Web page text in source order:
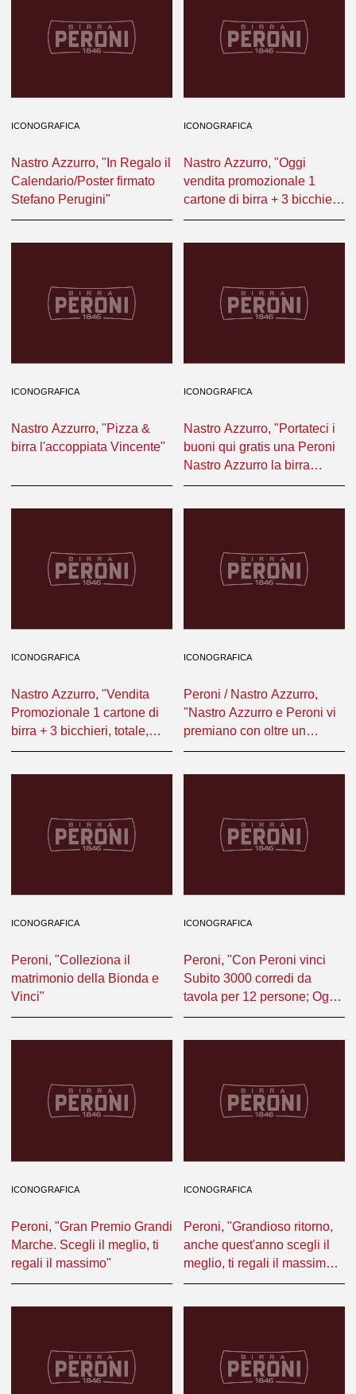
ICONOGRAFICA
Nastro Azzurro, "In Regalo il
Calendario/Poster firmato
Stefano Perugini"
ICONOGRAFICA
Nastro Azzurro, "Oggi
vendita promozionale 1
cartone di birra + 3 bicchieri
da birra L. vendita abbinata"
ICONOGRAFICA
Nastro Azzurro, "Pizza &
birra l'accoppiata Vincente"
ICONOGRAFICA
Nastro Azzurro, "Portateci i
buoni qui gratis una Peroni
Nastro Azzurro la birra
speciale oggi nel formato
ICONOGRAFICA
Nastro Azzurro, "Vendita
Promozionale 1 cartone di
birra + 3 bicchieri, totale,
tutto solo a L.* (vendita
ICONOGRAFICA
Peroni / Nastro Azzurro,
"Nastro Azzurro e Peroni vi
premiano con oltre un
miliardo"
ICONOGRAFICA
Peroni, "Colleziona il
matrimonio della Bionda e
Vinci"
ICONOGRAFICA
Peroni, "Con Peroni vinci
Subito 3000 corredi da
tavola per 12 persone; Ogni
mese una Renault Espace
ICONOGRAFICA
Peroni, "Gran Premio Grandi
Marche. Scegli il meglio, ti
regali il massimo"
ICONOGRAFICA
Peroni, "Grandioso ritorno,
anche quest'anno scegli il
meglio, ti regali il massimo,
Grand Premio Grandi